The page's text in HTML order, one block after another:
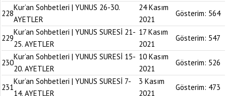
228
Kur’an Sohbetleri | YUNUS 26-30.
AYETLER
24 Kasım
2021
Gösterim: 564
229
Kur’an Sohbetleri | YUNUS SURESİ 21-
25. AYETLER
17 Kasım
2021
Gösterim: 547
230
Kur’an Sohbetleri | YUNUS SURESİ 15-
20. AYETLER
10 Kasım
2021
Gösterim: 526
231
Kur’an Sohbetleri | YUNUS SURESİ 7-
14. AYETLER
3 Kasım
2021
Gösterim: 473